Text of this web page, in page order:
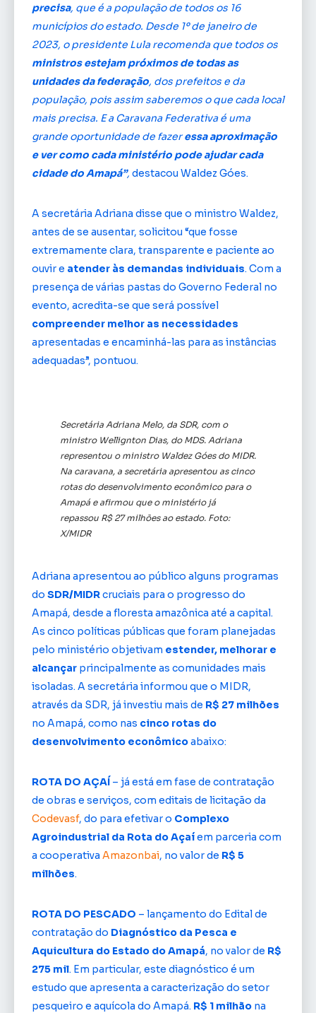
precisa, que é a população de todos os 16
municípios do estado. Desde 1º de janeiro de
2023, o presidente Lula recomenda que todos os
ministros estejam próximos de todas as
unidades da federação, dos prefeitos e da
população, pois assim saberemos o que cada local
mais precisa. E a Caravana Federativa é uma
grande oportunidade de fazeressa aproximação
e ver como cada ministério pode ajudar cada
cidade do Amapá”, destacou Waldez Góes.
A secretária Adriana disse que o ministro Waldez,
antes de se ausentar, solicitou “que fosse
extremamente clara, transparente e paciente ao
ouvir e atender às demandas individuais. Com a
presença de várias pastas do Governo Federal no
evento, acredita-se que será possível
compreender melhor as necessidades
apresentadas e encaminhá-las para as instâncias
adequadas”, pontuou.
Secretária Adriana Melo, da SDR, com o
ministro Wellignton Dias, do MDS. Adriana
representou o ministro Waldez Góes do MIDR.
Na caravana, a secretária apresentou as cinco
rotas do desenvolvimento econômico para o
Amapá e afirmou que o ministério já
repassou R$ 27 milhões ao estado. Foto:
X/MIDR
Adriana apresentou ao público alguns programas
do SDR/MIDRcruciais para o progresso do
Amapá, desde a floresta amazônica até a capital.
As cinco políticas públicas que foram planejadas
pelo ministério objetivam estender, melhorar e
alcançar principalmente as comunidades mais
isoladas. A secretária informou que o MIDR,
através da SDR, já investiu mais de R$ 27 milhões
no Amapá, como nas cinco rotas do
desenvolvimento econômicoabaixo:
ROTA DO AÇAÍ – já está em fase de contratação
de obras e serviços, com editais de licitação da
Codevasf, do para efetivar o Complexo
Agroindustrial da Rota do Açaíem parceria com
a cooperativa Amazonbai, no valor de R$ 5
milhões.
ROTA DO PESCADO – lançamento do Edital de
contratação do Diagnóstico da Pesca e
Aquicultura do Estado do Amapá, no valor de R$
275 mil. Em particular, este diagnóstico é um
estudo que apresenta a caracterização do setor
pesqueiro e aquícola do Amapá. R$ 1 milhão na